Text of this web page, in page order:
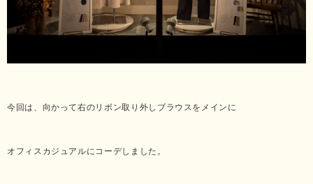
今回は、向かって右のリボン取り外しブラウスをメインに
オフィスカジュアルにコーデしました。